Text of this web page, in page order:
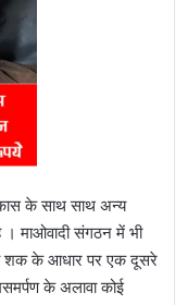
के साथ साथ अन्य
। माओवादी संगठन में भी
शक के आधार पर एक दूसरे
के अलावा कोई